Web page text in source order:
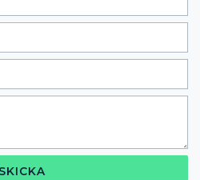
SKICKA